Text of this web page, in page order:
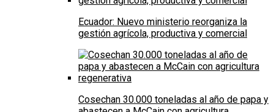
Ecuador: Nuevo ministerio reorganiza la
gestión agrícola, productiva y comercial
Cosechan 30.000 toneladas al año de papa y